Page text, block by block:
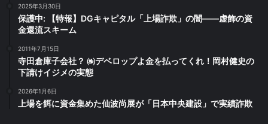
2025年3月30日
保護中: 【特報】DGキャピタル「上場詐欺」の闇――虚飾の資
金還流スキーム
2011年7月15日
寺田倉庫子会社？ ㈱デベロップよ金を払ってくれ！岡村健史の
下請けイジメの実態
2026年1月6日
上場を餌に資金集めた仙波尚展が「日本中央建設」で実績詐欺